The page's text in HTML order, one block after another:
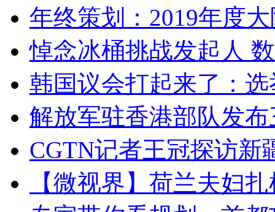
年终策划：2019年度
悼念冰桶挑战发起人
韩国议会打起来了：
解放军驻香港部队发
CGTN记者王冠探访新
【微视界】荷兰夫妇